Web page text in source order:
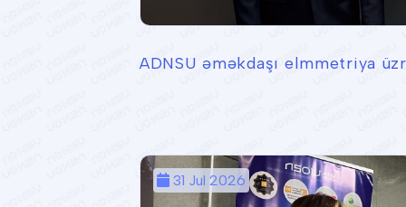
ADNSU əməkdaşı elmmetriya
31 Jul 2026